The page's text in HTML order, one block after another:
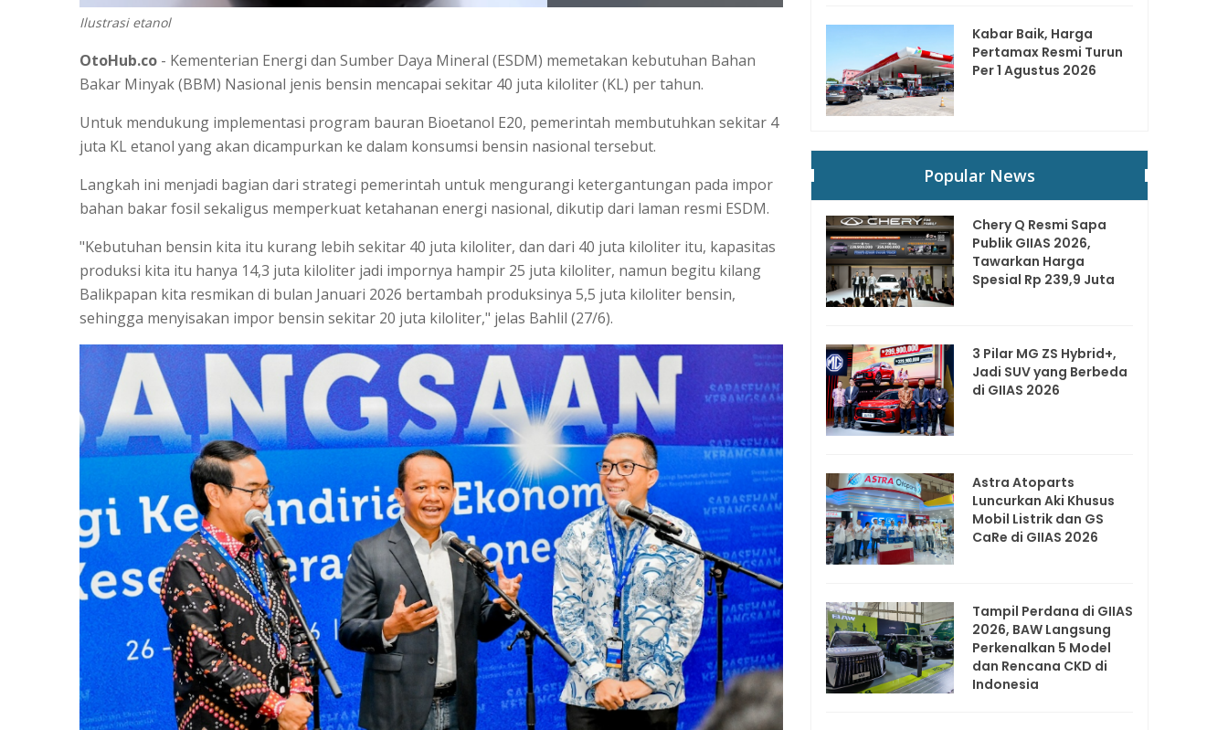
Ilustrasi etanol
OtoHub.co - Kementerian Energi dan Sumber Daya Mineral (ESDM) memetakan kebutuhan Bahan
Bakar Minyak (BBM) Nasional jenis bensin mencapai sekitar 40 juta kiloliter (KL) per tahun.
Untuk mendukung implementasi program bauran Bioetanol E20, pemerintah membutuhkan sekitar 4
juta KL etanol yang akan dicampurkan ke dalam konsumsi bensin nasional tersebut.
Langkah ini menjadi bagian dari strategi pemerintah untuk mengurangi ketergantungan pada impor
bahan bakar fosil sekaligus memperkuat ketahanan energi nasional, dikutip dari laman resmi ESDM.
"Kebutuhan bensin kita itu kurang lebih sekitar 40 juta kiloliter, dan dari 40 juta kiloliter itu, kapasitas
produksi kita itu hanya 14,3 juta kiloliter jadi impornya hampir 25 juta kiloliter, namun begitu kilang
Balikpapan kita resmikan di bulan Januari 2026 bertambah produksinya 5,5 juta kiloliter bensin,
sehingga menyisakan impor bensin sekitar 20 juta kiloliter," jelas Bahlil (27/6).
Kabar Baik, Harga
Pertamax Resmi Turun
Per 1 Agustus 2026
Popular News
Chery Q Resmi Sapa
Publik GIIAS 2026,
Tawarkan Harga
Spesial Rp 239,9 Juta
3 Pilar MG ZS Hybrid+,
Jadi SUV yang Berbeda
di GIIAS 2026
Astra Atoparts
Luncurkan Aki Khusus
Mobil Listrik dan GS
CaRe di GIIAS 2026
Tampil Perdana di GIIAS
2026, BAW Langsung
Perkenalkan 5 Model
dan Rencana CKD di
Indonesia